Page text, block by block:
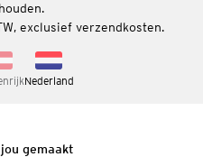
exclusief verzendkosten.
Nederland
gemaakt